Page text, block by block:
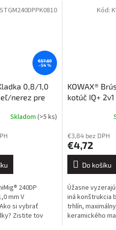
€57,69
–54 %
0,8/1,0
nerez pre
Skladom (>5 ks)
240DP
mm V
si vybrať
Zistite tov
KOWAX®
kotúč IQ+
€3,84 bez DPH
€4,72
Do košíku
Úžasne
iná konštrukcia
trhlín,
keramického
Kód: